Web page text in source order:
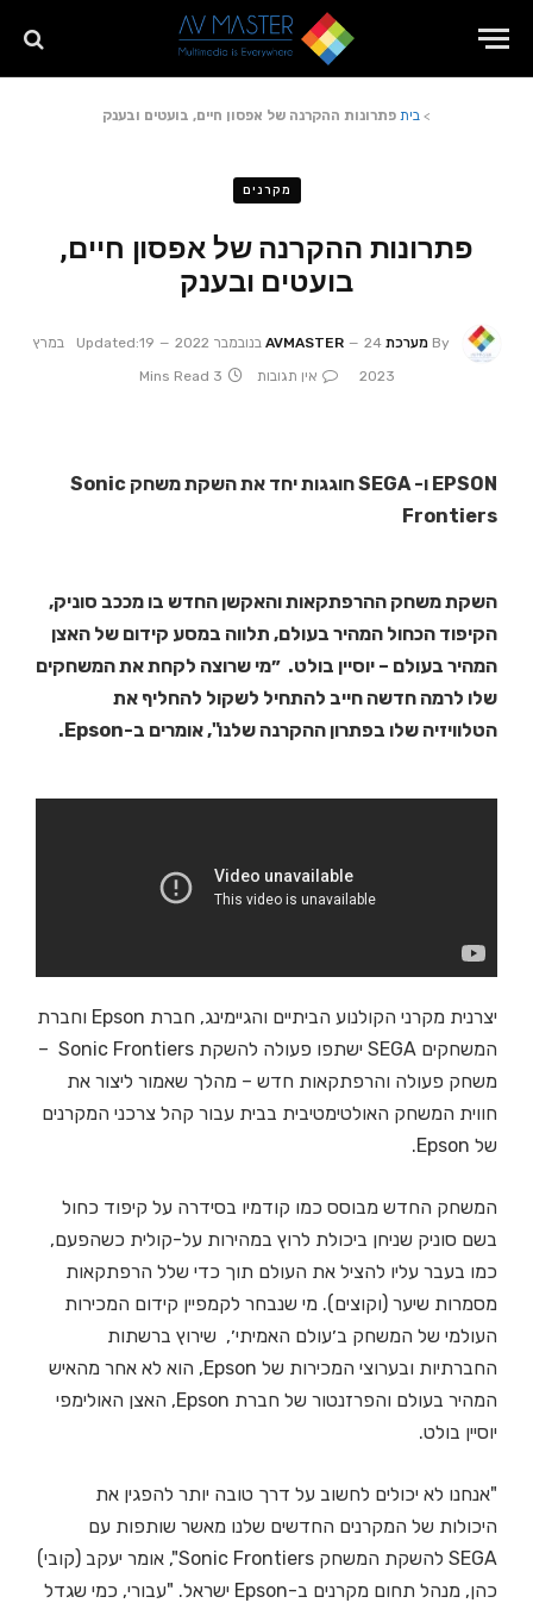
> בית פתרונות ההקרנה של אפסון חיים, בועטים ובענק
מקרנים
פתרונות ההקרנה של אפסון חיים,
בועטים ובענק
By מערכת AVMASTER 24 בנובמבר 2022 Updated:
19 במרץ
2023
אין תגובות 3 Mins Read
EPSON ו- SEGA חוגגות יחד את השקת משחק Sonic
Frontiers
השקת משחק ההרפתקאות והאקשן החדש בו מככב סוניק,
הקיפוד הכחול המהיר בעולם, תלווה במסע קידום של האצן
המהיר בעולם – יוסיין בולט. ״מי שרוצה לקחת את המשחקים
שלו לרמה חדשה חייב להתחיל לשקול להחליף את
הטלוויזיה שלו בפתרון ההקרנה שלנו", אומרים ב-Epson.
יצרנית מקרני הקולנוע הביתיים והגיימינג, חברת Epson וחברת
המשחקים SEGA ישתפו פעולה להשקת Sonic Frontiers –
משחק פעולה והרפתקאות חדש – מהלך שאמור ליצור את
חווית המשחק האולטימטיבית בבית עבור קהל צרכני המקרנים
של Epson.
המשחק החדש מבוסס כמו קודמיו בסידרה על קיפוד כחול
בשם סוניק שניחן ביכולת לרוץ במהירות על-קולית כשהפעם,
כמו בעבר עליו להציל את העולם תוך כדי שלל הרפתקאות
מסמרות שיער (וקוצים). מי שנבחר לקמפיין קידום המכירות
העולמי של המשחק ב׳עולם האמיתי׳, שירוץ ברשתות
החברתיות ובערוצי המכירות של Epson, הוא לא אחר מהאיש
המהיר בעולם והפרזנטור של חברת Epson, האצן האולימפי
יוסיין בולט.
"אנחנו לא יכולים לחשוב על דרך טובה יותר להפגין את
היכולות של המקרנים החדשים שלנו מאשר שותפות עם
SEGA להשקת המשחק Sonic Frontiers", אומר יעקב (קובי)
כהן, מנהל תחום מקרנים ב-Epson ישראל. "עבורי, כמי שגדל